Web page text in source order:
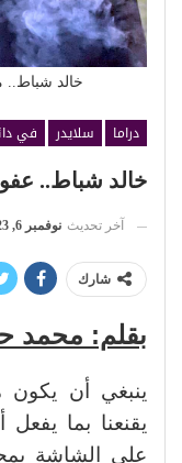
خالد شباط..
دراما سلايدر
في
خالد شباط..
آخر تحديث نوفمبر 6, 2023
شارك
بقلم: محمد
ينبغي أن يكون
يقنعنا بما
على الشاشة